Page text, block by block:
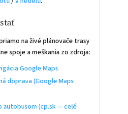
na živé plánovače trasy
spoje a meškania zo zdroja:
Google Maps
doprava (Google Maps
autobusom (cp.sk — celé